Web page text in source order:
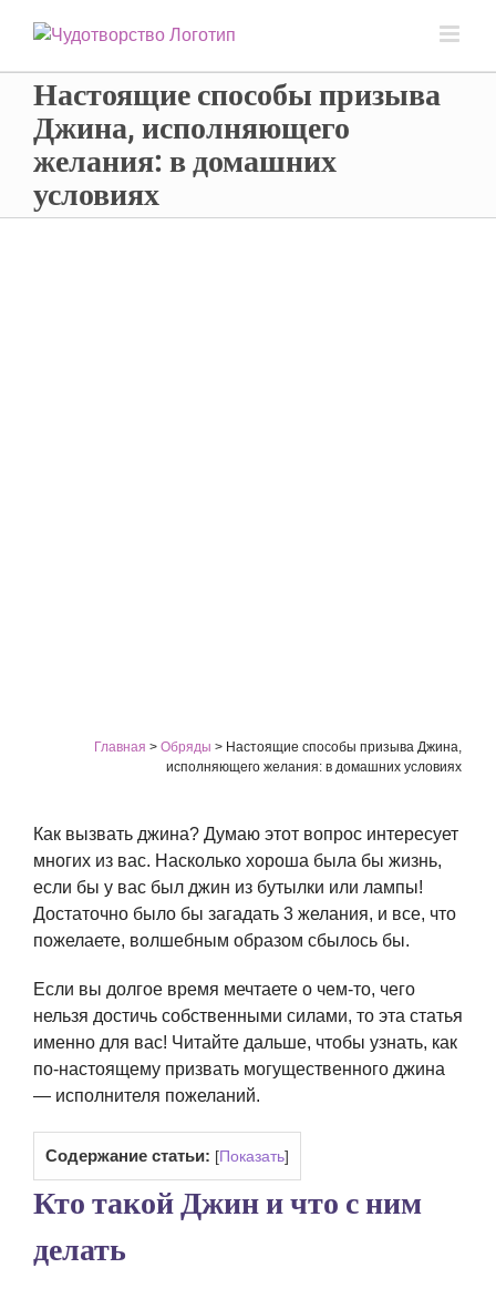
Настоящие способы призыва
Джина, исполняющего
желания: в домашних
условиях
Главная > Обряды > Настоящие способы призыва Джина,
исполняющего желания: в домашних условиях
Как вызвать джина? Думаю этот вопрос интересует
многих из вас. Насколько хороша была бы жизнь,
если бы у вас был джин из бутылки или лампы!
Достаточно было бы загадать 3 желания, и все, что
пожелаете, волшебным образом сбылось бы.
Если вы долгое время мечтаете о чем-то, чего
нельзя достичь собственными силами, то эта статья
именно для вас! Читайте дальше, чтобы узнать, как
по-настоящему призвать могущественного джина
— исполнителя пожеланий.
Содержание статьи: [Показать]
Кто такой Джин и что с ним
делать